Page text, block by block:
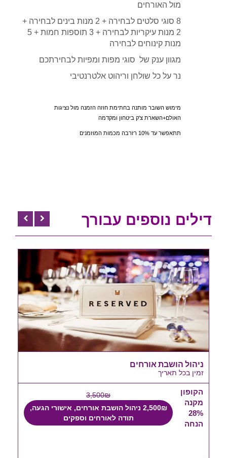
מול האורחים
8 סוגי סלטים לבחירה + 2 מנות בינים לבחירה +
2 מנות עיקריות לבחירה + 3 תוספות חמות + 5
מנות קינוחים לבחירה
מגוון ענק של סוגי מפות ומפיות לבחירתכם
נר על כל שולחן וריהוט אלטרנטיבי
מימוש השובר מותנה בחתימת חוזה הזמנה מול נציגות
האולם+השארת צ'ק ביטחון ומקדמה
תתאפשר עד 10% רזרבה מכמות המוזמנים
דילים נוספים עבורך
ניהול הושבת אורחים
זמין בכל תאריך
הקופון
מקנה
28%
הנחה
3,500₪
2,500₪ ניהול הושבת אורחים, אישורי הגעה,
תודה לאורחים וספקים